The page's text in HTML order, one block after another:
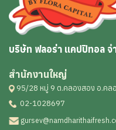
บริษัท ฟลอร่า แคปปิทอล จ
สำนักงานใหญ่
95/28 หมู่ 9 ต.คลองสอง อ.คล
02-1028697